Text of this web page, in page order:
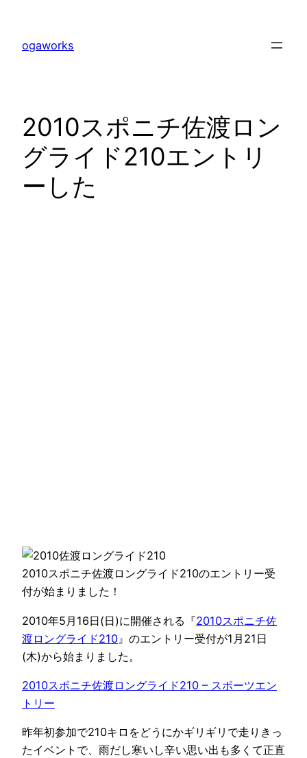
ogaworks
2010スポニチ佐渡ロン
グライド210エントリ
ーした
2010スポニチ佐渡ロングライド210のエントリー受
付が始まりました！
2010年5月16日(日)に開催される『2010スポニチ佐
渡ロングライド210 』のエントリー受付が1月21日
(木)から始まりました。
2010スポニチ佐渡ロングライド210 – スポーツエン
トリー
昨年初参加で210キロをどうにかギリギリで走りきっ
たイベントで、雨だし寒いし辛い思い出も多くて正直